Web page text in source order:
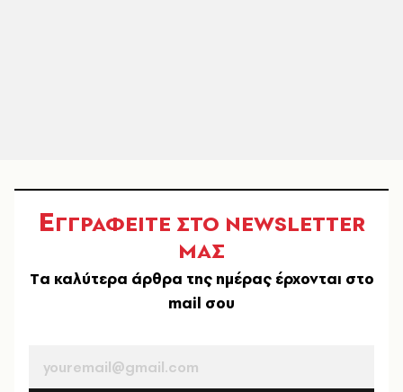
ΕΓΓΡΑΦΕΙΤΕ ΣΤΟ NEWSLETTER
ΜΑΣ
Tα καλύτερα άρθρα της ημέρας έρχονται στο
mail σου